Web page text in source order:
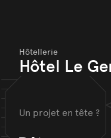
Hôtellerie
Hôtel Le
Un projet en tête ?